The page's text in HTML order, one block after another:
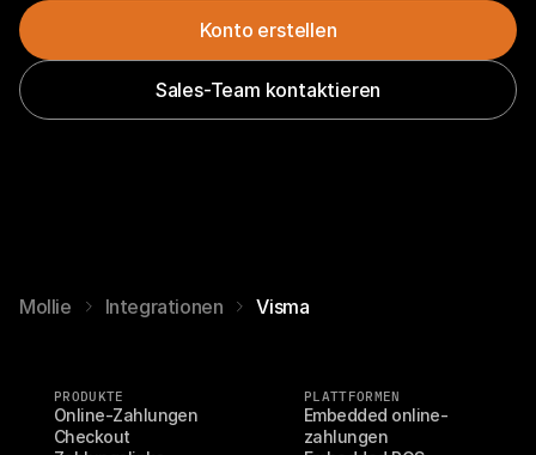
Konto erstellen
Sales-Team kontaktieren
Mollie Integrationen Visma
PRODUKTE
Online-Zahlungen
Checkout
PLATTFORMEN
Embedded online-
zahlungen